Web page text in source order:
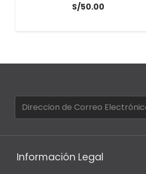
S/50.00
Información Legal